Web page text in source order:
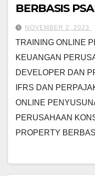
BERBASIS
PERPAJAKAN
NOVEMBER 2, 2023
TRAINING ONLINE
KEUANGAN
DEVELOPER DAN
IFRS DAN
ONLINE
PERUSAHAAN
PROPERTY